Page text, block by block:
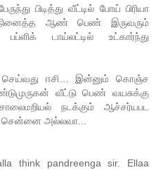
பிடித்து வீட்டில் போய் பிரியா
ஆண் பெண் இருவரும்
பப்ளிக் டாய்லட்டில் உட்கார்ந்து
செய்வது ஈசி… இன்னும் கொஞ்ச
வீட்டு பெண் வயசுக்கு
நடக்கும் ஆச்சர்யபட
சென்னை அல்லவா...
think pandreenga sir. Ellaa